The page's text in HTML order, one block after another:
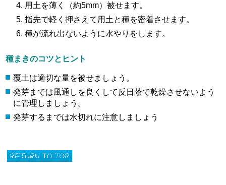
用土を薄く（約5mm）被せます。
指先で軽く押さえて用土と種を密着させます。
種が流れ出ないように水やりをします。
種まきのコツとヒント
覆土は適切な量を被せましょう。
発芽までは風通しを良くして反日蔭で乾燥させないよう
に管理しましょう。
発芽するまでは水切れに注意しましょう
のページの先頭へ